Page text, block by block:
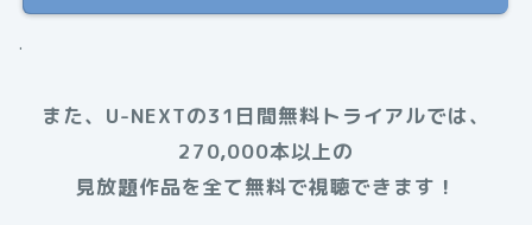
.
また、U-NEXTの31日間無料トライアルでは、
270,000本以上の
見放題作品を全て無料で視聴できます！